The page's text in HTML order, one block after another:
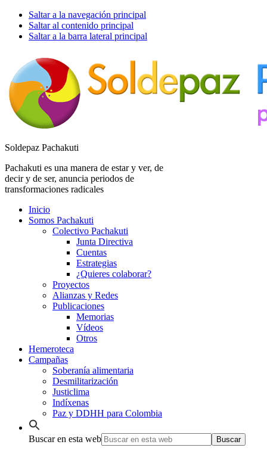
Saltar a la navegación principal
Saltar al contenido principal
Saltar a la barra lateral principal
Soldepaz Pachakuti
Pachakuti es una manera de estar y ver, de
decir y de ser, anuncia periodos de
transformaciones radicales
Inicio
Somos Pachakuti
Colectivo Pachakuti
Junta Directiva
Cuentas
Estrategias
¿Quieres colaborar?
Proyectos
Alianzas y Redes
Publicaciones
Memorias
Vídeos
Otros
Hemeroteca
Campañas
Soberanía alimentaria
Desmilitarización
Justiclima
Indíxenas
Paz y DDHH para Colombia
Buscar en esta web